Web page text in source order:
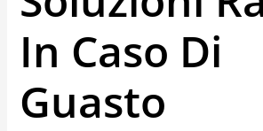
In Caso Di
Guasto